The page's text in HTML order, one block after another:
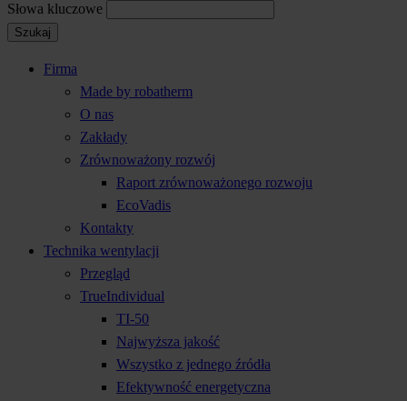
Słowa kluczowe
Szukaj
Firma
Made by robatherm
O nas
Zakłady
Zrównoważony rozwój
Raport zrównoważonego rozwoju
EcoVadis
Kontakty
Technika wentylacji
Przegląd
TrueIndividual
TI-50
Najwyższa jakość
Wszystko z jednego źródła
Efektywność energetyczna